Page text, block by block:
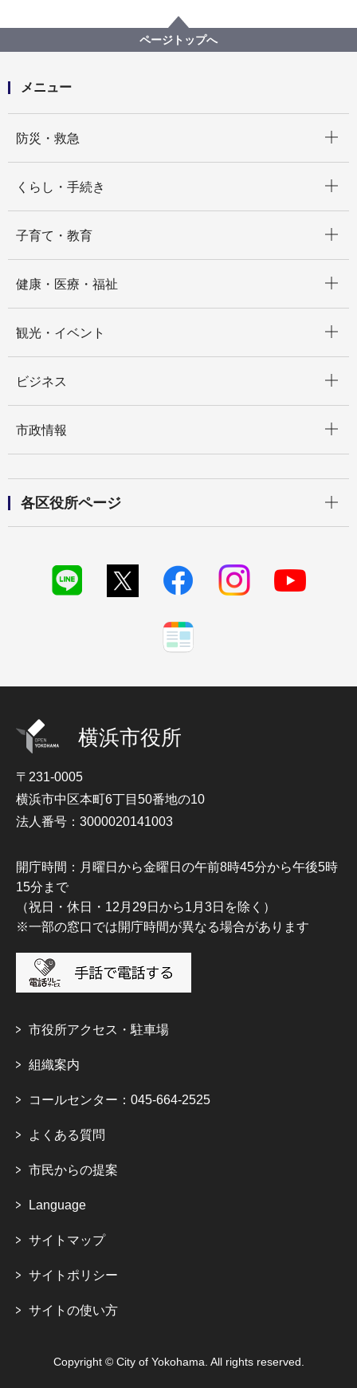
エシカル消費プレゼントキャンペーン
エシカル消費について楽しく学ぼう！
ページトップへ
メニュー
防災・救急
くらし・手続き
子育て・教育
健康・医療・福祉
観光・イベント
ビジネス
市政情報
各区役所ページ
横浜市役所
〒231-0005
横浜市中区本町6丁目50番地の10
法人番号：3000020141003
開庁時間：月曜日から金曜日の午前8時45分から午後5時
15分まで
（祝日・休日・12月29日から1月3日を除く）
※一部の窓口では開庁時間が異なる場合があります
市役所アクセス・駐車場
組織案内
コールセンター：045-664-2525
よくある質問
市民からの提案
Language
サイトマップ
サイトポリシー
サイトの使い方
Copyright © City of Yokohama. All rights reserved.